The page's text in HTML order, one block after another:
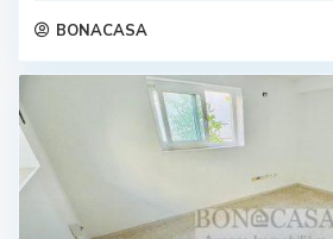
BONACASA